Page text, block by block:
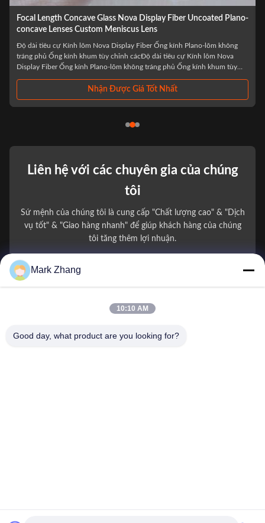
Wholesale Optical LED Laser BK7 Biconcave Custom Double
Concave Lens
Bán buôn Đèn LED quang học Laser BK7 Ống kính lõm đôi tùy chỉnh hai
mặt lõm cácBán buôn Đèn LED quang học Laser BK7 Ống kính lõm đôi
tùy chỉnh hai mặt lõmlà thành phần quang học được chế tạo chính xác,
xuất từ ​​kính quang học ...Nhận Được Giá Tốt Nhất
Liên hệ với các chuyên gia của chúng
tôi
Sứ mệnh của chúng tôi là cung cấp "Chất lượng cao" & "Dịch
vụ tốt" & "Giao hàng nhanh" để giúp khách hàng của chúng
tôi tăng thêm lợi nhuận.
Tên của bạn
Tên công ty
Mark Zhang
10:10 AM
Good day, what product are you looking for?